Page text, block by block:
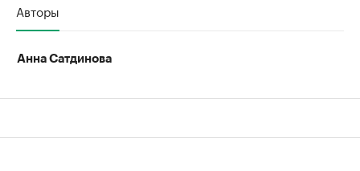
Авторы
Анна Сатдинова